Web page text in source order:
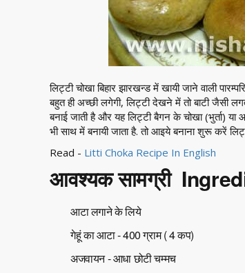
लिट्टी चोखा बिहार झारखन्ड में खायी जाने वाली
बहुत ही अच्छी लगेगी, लिट्टी देखने में तो बाटी जैसी
बनाई जाती है और यह लिट्टी बैगन के चोखा (भुर्ता)
भी साथ में बनायी जाता है. तो आइये बनाना शुरू करें
Read - Litti Choka Recipe In English
आवश्यक सामग्री
आटा लगाने के लिये
गेहूं का आटा - 400 ग्राम ( 4 कप)
अजवायन - आधा छोटी चम्मच